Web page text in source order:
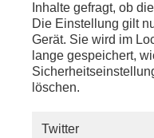
SERVICE
Inhalte gefragt, ob
Die Einstellung gilt
Gerät. Sie wird im
lange gespeichert,
löschen.
Twitter